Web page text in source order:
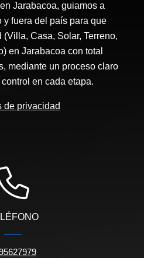
Jarabacoa, guiamos a
y fuera del país para que
Casa, Solar, Terreno,
en Jarabacoa con total
mediante un proceso claro
en cada etapa.
de privacidad